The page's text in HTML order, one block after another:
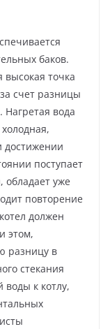
баков.
высокая точка
счет разницы
Нагретая вода
достижении
поступает
обладает уже
повторение
должен
этом,
разницу в
стекания
воды к котлу,